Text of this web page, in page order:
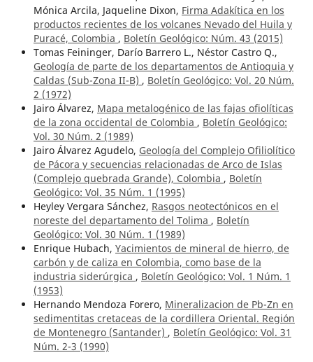
Mónica Arcila, Jaqueline Dixon, Firma Adakítica en los
productos recientes de los volcanes Nevado del Huila y
Puracé, Colombia , Boletín Geológico: Núm. 43 (2015)
Tomas Feininger, Darío Barrero L., Néstor Castro Q.,
Geología de parte de los departamentos de Antioquia y
Caldas (Sub-Zona II-B) , Boletín Geológico: Vol. 20 Núm.
2 (1972)
Jairo Álvarez, Mapa metalogénico de las fajas ofiolíticas
de la zona occidental de Colombia , Boletín Geológico:
Vol. 30 Núm. 2 (1989)
Jairo Álvarez Agudelo, Geología del Complejo Ofiliolítico
de Pácora y secuencias relacionadas de Arco de Islas
(Complejo quebrada Grande), Colombia , Boletín
Geológico: Vol. 35 Núm. 1 (1995)
Heyley Vergara Sánchez, Rasgos neotectónicos en el
noreste del departamento del Tolima , Boletín
Geológico: Vol. 30 Núm. 1 (1989)
Enrique Hubach, Yacimientos de mineral de hierro, de
carbón y de caliza en Colombia, como base de la
industria siderúrgica , Boletín Geológico: Vol. 1 Núm. 1
(1953)
Hernando Mendoza Forero, Mineralizacion de Pb-Zn en
sedimentitas cretaceas de la cordillera Oriental. Región
de Montenegro (Santander) , Boletín Geológico: Vol. 31
Núm. 2-3 (1990)